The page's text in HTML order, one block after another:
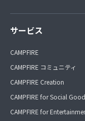
サービス
CAMPFIRE
CAMPFIRE コミュニティ
CAMPFIRE Creation
CAMPFIRE for Social Good
CAMPFIRE for